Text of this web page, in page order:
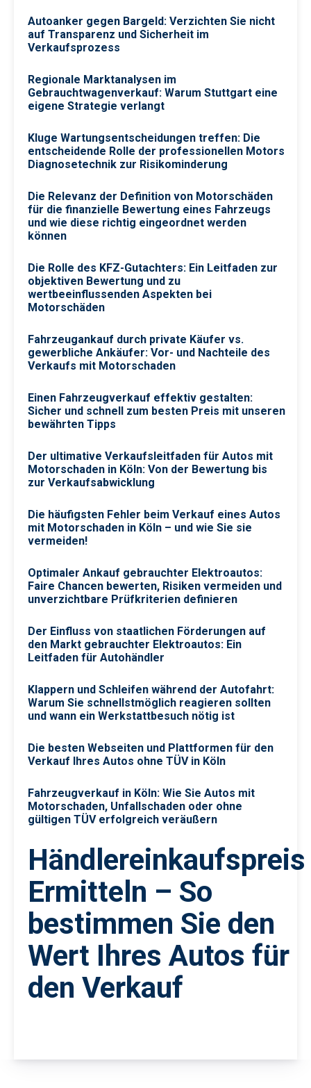
Autoanker gegen Bargeld: Verzichten Sie nicht
auf Transparenz und Sicherheit im
Verkaufsprozess
Regionale Marktanalysen im
Gebrauchtwagenverkauf: Warum Stuttgart eine
eigene Strategie verlangt
Kluge Wartungsentscheidungen treffen: Die
entscheidende Rolle der professionellen Motors
Diagnosetechnik zur Risikominderung
Die Relevanz der Definition von Motorschäden
für die finanzielle Bewertung eines Fahrzeugs
und wie diese richtig eingeordnet werden
können
Die Rolle des KFZ-Gutachters: Ein Leitfaden zur
objektiven Bewertung und zu
wertbeeinflussenden Aspekten bei
Motorschäden
Fahrzeugankauf durch private Käufer vs.
gewerbliche Ankäufer: Vor- und Nachteile des
Verkaufs mit Motorschaden
Einen Fahrzeugverkauf effektiv gestalten:
Sicher und schnell zum besten Preis mit unseren
bewährten Tipps
Der ultimative Verkaufsleitfaden für Autos mit
Motorschaden in Köln: Von der Bewertung bis
zur Verkaufsabwicklung
Die häufigsten Fehler beim Verkauf eines Autos
mit Motorschaden in Köln – und wie Sie sie
vermeiden!
Optimaler Ankauf gebrauchter Elektroautos:
Faire Chancen bewerten, Risiken vermeiden und
unverzichtbare Prüfkriterien definieren
Der Einfluss von staatlichen Förderungen auf
den Markt gebrauchter Elektroautos: Ein
Leitfaden für Autohändler
Klappern und Schleifen während der Autofahrt:
Warum Sie schnellstmöglich reagieren sollten
und wann ein Werkstattbesuch nötig ist
Die besten Webseiten und Plattformen für den
Verkauf Ihres Autos ohne TÜV in Köln
Fahrzeugverkauf in Köln: Wie Sie Autos mit
Motorschaden, Unfallschaden oder ohne
gültigen TÜV erfolgreich veräußern
Händlereinkaufspreis
Ermitteln – So
bestimmen Sie den
Wert Ihres Autos für
den Verkauf